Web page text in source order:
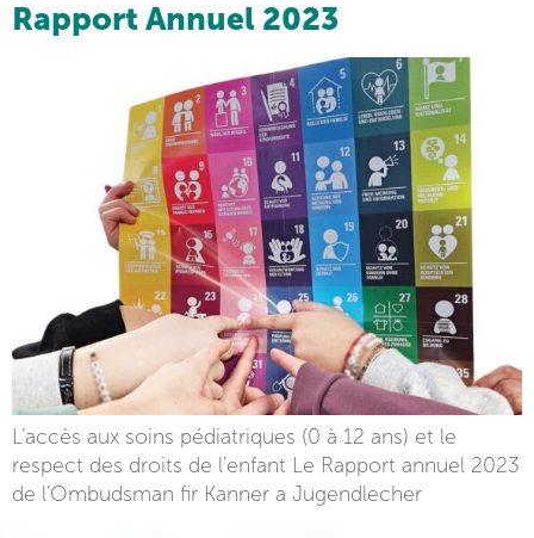
Rapport Annuel 2023
L’accès aux soins pédiatriques (0 à 12 ans) et le
respect des droits de l’enfant Le Rapport annuel 2023
de l’Ombudsman fir Kanner a Jugendlecher